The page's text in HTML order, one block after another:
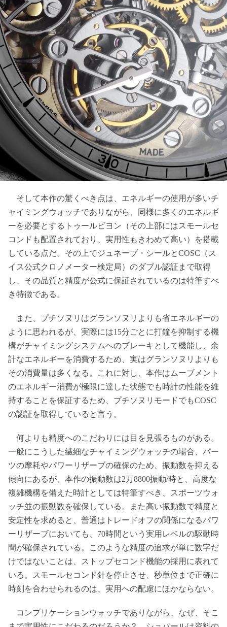
そして本作の驚くべき点は、エネルギーの使用が多いチ
ャイミングウォッチでありながら、同様に多くのエネルギ
ーを必要とするトゥールビヨン（その上部にはスモールセ
コンドも配置されており、実用性もきわめて高い）を搭載
している点だ。その上でジュネーブ・シールとCOSC（ス
イス公式クロノメーター検定局）のダブル認証まで取得
し、その品質と精度が公式に保証されているのは特筆すべ
き特徴である。
また、プチソヌリはグランソヌリよりも省エネルギーの
ように思われるが、実際には15分ごとに打鐘を抑制する機
構がチャイミングシステムへのブレーキとして機能し、余
計なエネルギーを消費するため、実はグランソヌリよりも
その消費量は多くなる。これに対し、本作はムーブメント
のエネルギー消費が極限に達した状態でも時計の性能を維
持することを保証するため、プチソヌリモードでもCOSC
の認証を取得していると言う。
何よりも精度へのこだわりには目を見張るものがある。
一般にこうした繊細なチャイミングウォッチの場合、パー
ツの摩耗やパワーリザーブの確保のため、振動数を抑える
傾向にあるが、本作の振動数は2万8800振動/時と、高度な
複雑機構を備えた時計としては特筆すべき、スポーツウォ
ッチ並の振動数を確保している。また高い振動数で精度と
安定性を求めると、普通はトレードオフの関係になるパワ
ーリザーブにおいても、70時間という実用レベルの駆動時
間が確保されている。このような精度の追求が単に数字だ
けではないことは、ストップセコンド機能の採用に表れて
いる。スモールセコンド針を停止させ、秒単位まで正確に
時刻を合わせられるのは、実用への配慮にほかならない。
コンプリケーションウォッチでありながら、なぜ、そこ